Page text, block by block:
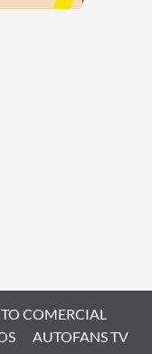
COMERCIAL
AUTOFANS TV